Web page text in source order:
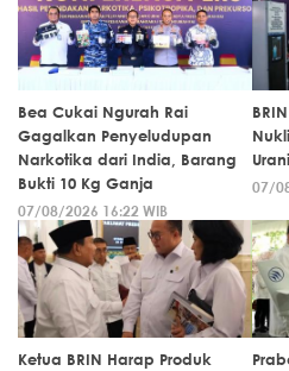
Bea Cukai Ngurah Rai
Gagalkan Penyeludupan
Narkotika dari India, Barang
Bukti 10 Kg Ganja
07/08/2026 16:22 WIB
07/
Ketua BRIN Harap Produk